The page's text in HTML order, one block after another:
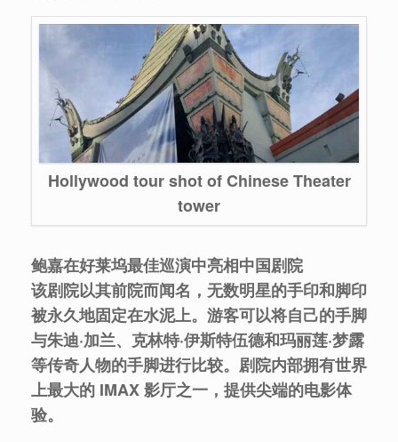
Hollywood tour shot of Chinese Theater
tower
鲍嘉在好莱坞最佳巡演中亮相中国剧院
该剧院以其前院而闻名，无数明星的手印和脚印
被永久地固定在水泥上。游客可以将自己的手脚
与朱迪·加兰、克林特·伊斯特伍德和玛丽莲·梦露
等传奇人物的手脚进行比较。剧院内部拥有世界
上最大的 IMAX 影厅之一，提供尖端的电影体
验。